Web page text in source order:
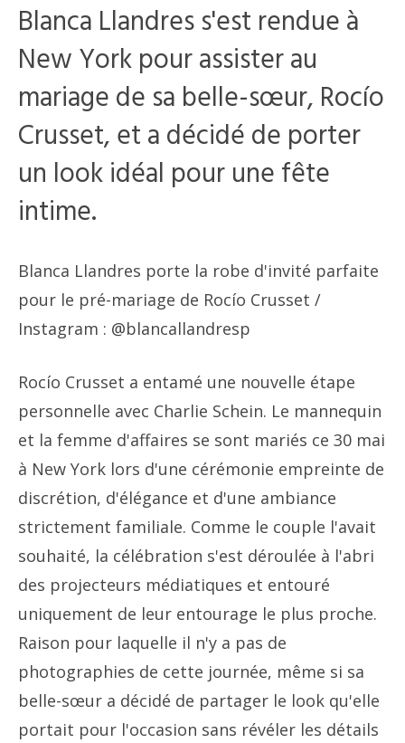
Blanca Llandres s'est rendue à
New York pour assister au
mariage de sa belle-sœur, Rocío
Crusset, et a décidé de porter
un look idéal pour une fête
intime.
Blanca Llandres porte la robe d'invité parfaite
pour le pré-mariage de Rocío Crusset /
Instagram : @blancallandresp
Rocío Crusset a entamé une nouvelle étape
personnelle avec Charlie Schein. Le mannequin
et la femme d'affaires se sont mariés ce 30 mai
à New York lors d'une cérémonie empreinte de
discrétion, d'élégance et d'une ambiance
strictement familiale. Comme le couple l'avait
souhaité, la célébration s'est déroulée à l'abri
des projecteurs médiatiques et entouré
uniquement de leur entourage le plus proche.
Raison pour laquelle il n'y a pas de
photographies de cette journée, même si sa
belle-sœur a décidé de partager le look qu'elle
portait pour l'occasion sans révéler les détails